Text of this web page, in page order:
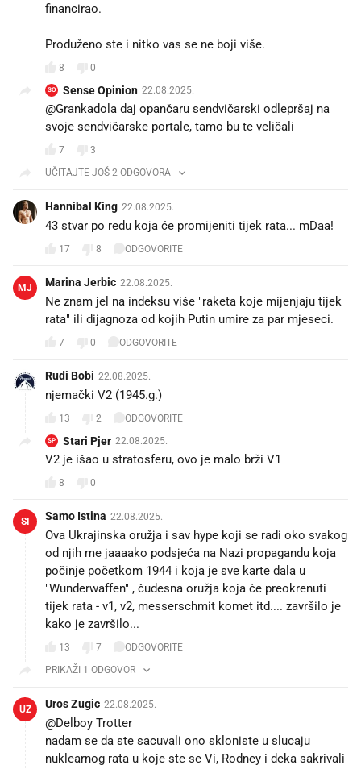
financirao.
Produženo ste i nitko vas se ne boji više.
8 0
SO Sense Opinion 22.08.2025.
@Grankadola daj opančaru sendvičarski odlepršaj na
svoje sendvičarske portale, tamo bu te veličali
7
3
UČITAJTE JOŠ 2 ODGOVORA
Hannibal King 22.08.2025.
43 stvar po redu koja će promijeniti tijek rata... mDaa!
17 8 ODGOVORITE
MJ Marina Jerbic 22.08.2025.
Ne znam jel na indeksu više "raketa koje mijenjaju tijek
rata" ili dijagnoza od kojih Putin umire za par mjeseci.
7 0 ODGOVORITE
Rudi Bobi 22.08.2025.
njemački V2 (1945.g.)
13 2 ODGOVORITE
SP Stari Pjer 22.08.2025.
V2 je išao u stratosferu, ovo je malo brži V1
8 0
SI Samo Istina 22.08.2025.
Ova Ukrajinska oružja i sav hype koji se radi oko svakog
od njih me jaaaako podsjeća na Nazi propagandu koja
počinje početkom 1944 i koja je sve karte dala u
"Wunderwaffen" , čudesna oružja koja će preokrenuti
tijek rata - v1, v2, messerschmit komet itd.... završilo je
kako je završilo...
13 7
ODGOVORITE
PRIKAŽI 1 ODGOVOR
UZ Uros Zugic 22.08.2025.
@Delboy Trotter
nadam se da ste sacuvali ono skloniste u slucaju
nuklearnog rata u koje ste se Vi, Rodney i deka sakrivali